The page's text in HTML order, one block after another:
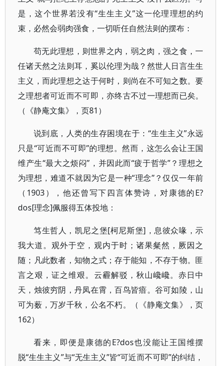
是，这个世界若没有“生生主义”这一伦理理想的约
束，必然会弱肉强食，一切听任自然法则的摆布：
苟无此理想，则世界之内，弱之肉，强之食，一
任诸天然之法则耳，奚以伦理为哉？然世人日言生生
主义，而此理想之达于何时，则尚在不可知之数。要
之理想者可近而不可即，亦终古不过一理想而已矣。
（《静庵文集》，页81）
说到底，人类的生存困境在于：“生生主义”永远
只是“可近而不可即”的理想。然而，这怎么会让王国
维产生“最大之烦闷”，并因此而“疲于哲学”？理想之
为理想，难道不就因为它是一种“理念”？仅仅一年前
（1903），他还曾写下四言体赞诗，对康德的E?
dos[理念]佩服得五体投地：
笃生哲人，凯尼之堡[柯尼斯堡]，息彼众喙，示
我大道。观外于空，观内于时；诸果粲然，厥因之
随；凡此数者，知物之式；存于能知，不存于物。匪
言之艰，证之维艰。云霾解驳，秋山巉巉。赤日中
天，烛彼穷阴，丹凤在霄，百鸟皆瘖。谷可如陵，山
可为薮，万岁千秋，公名不朽。（《静庵文集》，页
162）
看来，即便是康德的E?dos也没能让王国维摆
脱“生生主义”与“无生主义”皆“可近而不可即”的纠结，